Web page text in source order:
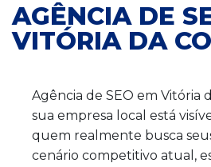
AGÊNCIA DE
VITÓRIA DA
Agência de SEO em Vitória
sua empresa local está
quem realmente busca
cenário competitivo atual,